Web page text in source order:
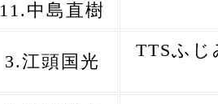
11.中島直樹
3.江頭国光
TTSふ